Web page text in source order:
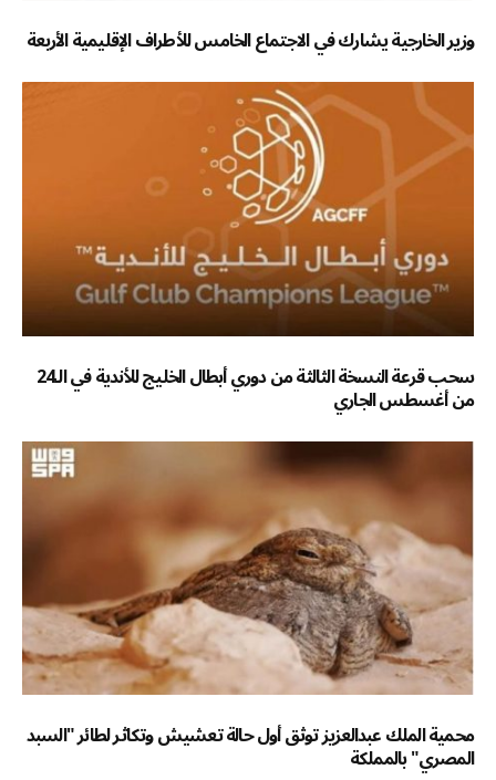
وزير الخارجية يشارك في الاجتماع الخامس للأطراف الإقليمية الأربعة
سحب قرعة النسخة الثالثة من دوري أبطال الخليج للأندية في الـ24
من أغسطس الجاري
محمية الملك عبدالعزيز توثق أول حالة تعشيش وتكاثر لطائر "السبد
المصري" بالمملكة